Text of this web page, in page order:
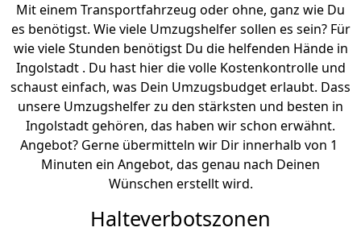
Mit einem Transportfahrzeug oder ohne, ganz wie Du
es benötigst. Wie viele Umzugshelfer sollen es sein? Für
wie viele Stunden benötigst Du die helfenden Hände in
Ingolstadt . Du hast hier die volle Kostenkontrolle und
schaust einfach, was Dein Umzugsbudget erlaubt. Dass
unsere Umzugshelfer zu den stärksten und besten in
Ingolstadt gehören, das haben wir schon erwähnt.
Angebot? Gerne übermitteln wir Dir innerhalb von 1
Minuten ein Angebot, das genau nach Deinen
Wünschen erstellt wird.
Halteverbotszonen